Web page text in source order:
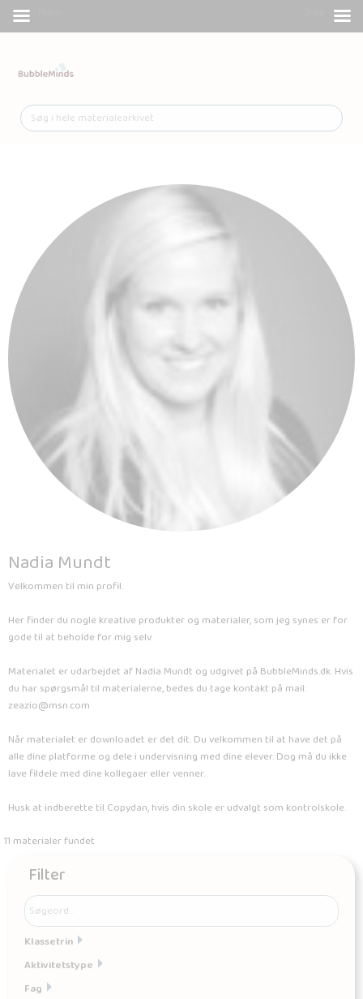
Nadia Mundt
Velkommen til min profil.
Her finder du nogle kreative produkter og materialer, som jeg synes er for
gode til at beholde for mig selv.
Materialet er udarbejdet af Nadia Mundt og udgivet på BubbleMinds.dk. Hvis
du har spørgsmål til materialerne, bedes du tage kontakt på mail:
zeazio@msn.com
Når materialet er downloadet er det dit. Du velkommen til at have det på
alle dine platforme og dele i undervisning med dine elever. Dog må du ikke
lave fildele med dine kollegaer eller venner.
Husk at indberette til Copydan, hvis din skole er udvalgt som kontrolskole.
11 materialer fundet
Filter
Klassetrin
Aktivitetstype
Fag